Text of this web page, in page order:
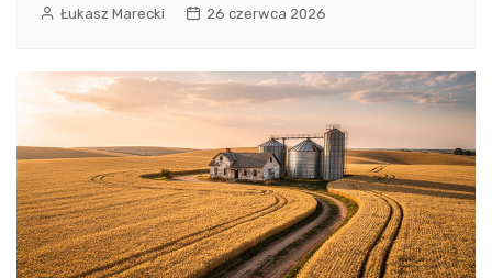
Łukasz Marecki 26 czerwca 2026